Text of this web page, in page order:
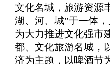
文化名城，旅游资源
湖、河、城”于一体，
为大力推进文化强市
都、文化旅游名城，
济为主题，以啤酒节